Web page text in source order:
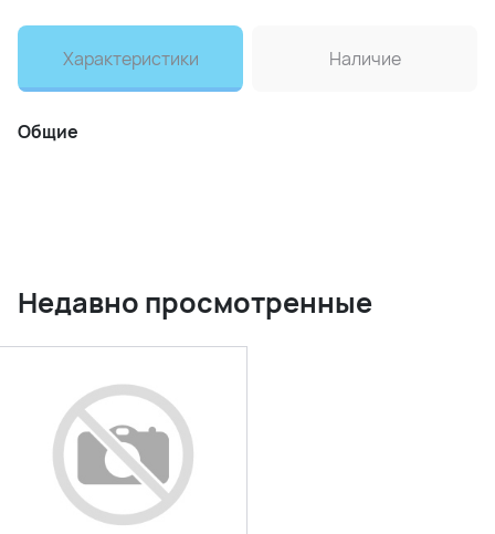
Характеристики Наличие
Общие
Недавно просмотренные